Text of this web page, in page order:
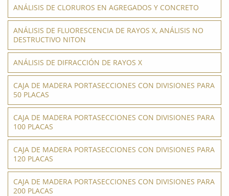
ANÁLISIS DE CLORUROS EN AGREGADOS Y CONCRETO
ANÁLISIS DE FLUORESCENCIA DE RAYOS X, ANÁLISIS NO
DESTRUCTIVO NITON
ANÁLISIS DE DIFRACCIÓN DE RAYOS X
CAJA DE MADERA PORTASECCIONES CON DIVISIONES PARA
50 PLACAS
CAJA DE MADERA PORTASECCIONES CON DIVISIONES PARA
100 PLACAS
CAJA DE MADERA PORTASECCIONES CON DIVISIONES PARA
120 PLACAS
CAJA DE MADERA PORTASECCIONES CON DIVISIONES PARA
200 PLACAS